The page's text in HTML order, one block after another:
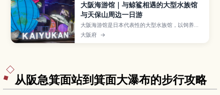
大阪海游馆｜与鲸鲨相遇的大型水族馆
与天保山周边一日游
大阪海游馆是日本代表性的大型水族馆，以饲养鲸
鲨的太平洋大水槽、各地生态主题展区和梦幻水母
区而闻名，非常适合亲子与情侣约会。本文介绍各
大阪府 →
从阪急箕面站到箕面大瀑布的步行攻略